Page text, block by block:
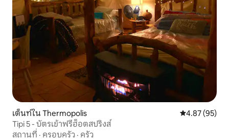
เต็นท์ใน Thermopolis คะแนนเฉลี่ย
4.87 (95)
Tipi 5 - บัตรเข้าฟรีฮ็อตสปริงส์
สถานที่ · ครอบครัว · ครัว